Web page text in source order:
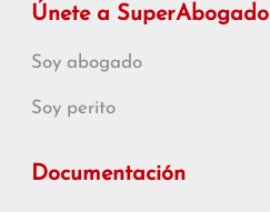
Únete a SuperAbogado
Soy abogado
Soy perito
Documentación